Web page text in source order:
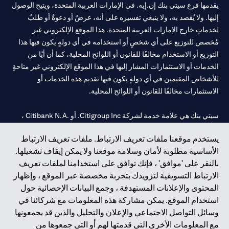
يستخدم موقعنا ملفات تعريف الارتباط. ملفات تعريف الارتباط
الأساسية مطلوبة لأمان وسلامة موقعنا ولا يمكن إيقاف تشغيلها.
بالنقر على 'موافق' ، فإنك توافق على استخدامنا لملفات تعريف
الارتباط التسويقية لتزويدك بتجربة مخصصة عبر الموقع ، وإظهار
المحتوى والإعلانات المستهدفة ، وجمع البيانات الإحصائية حول
استخدام الموقع. يمكن مشاركة هذه المعلومات مع شركائنا في
وسائل التواصل الاجتماعي والإعلان والتحليل والذين قد يجمعونها
مع المعلومات الأخرى التي قدمتها لهم أو التي جمعوها من
يقدمها فرع سيتي بنك إن.إيه. في الإمارات العربية المتحدة، ويتيح الوصول
إليها. ولا يُقصد به، ولا ينبغي تفسيره على أنه، عرضٌ أو دعوةٌ أو طلبٌ
لخدماتٍ خارج الإمارات العربية المتحدة. هذا الموقع الإلكتروني غير
مُخصص للتوزيع على أي شخصٍ أو استخدامه في أي دولةٍ يكون فيها هذا
التوزيع أو الاستخدام مخالفًا للقانون أو اللوائح المحلية، كما أن أيًا من
الخدمات أو الاستثمارات المشار إليها في هذا الموقع الإلكتروني غير متاحةٍ
للأشخاص المقيمين في أي دولةٍ يكون فيها تقديم هذه الخدمات أو
الاستثمارات مخالفًا للقانون أو اللوائح المحلية.
سيتي بنك هي علامة خدمة لشركة Citigroup Inc. أو .Citibank N.A ،
سيتي بنك إن. إيه. الإمارات مسجل لدى مصرف الإمارات المركزي تحت
أرقام التراخيص 202563 لفرع الوصل في دبي، 531989 لفرع مول
الإمارات في دبي، وCN-1002019لفرع أبوظبي. هاتف: 4000 311 04.
فرع سيتي بنك إن إيه - الإمارات العربية المتحدة مرخص من مصرف
الإمارات العربية المتحدة المركزي كفرع لبنك أجنبي.
سيتي بنك إن إيه الإمارات العربية المتحدة مرخص من هيئة الأوراق المالية
والسلع في الإمارات العربية المتحدة ("SCA") للقيام بالنشاط المالي لـ أ)